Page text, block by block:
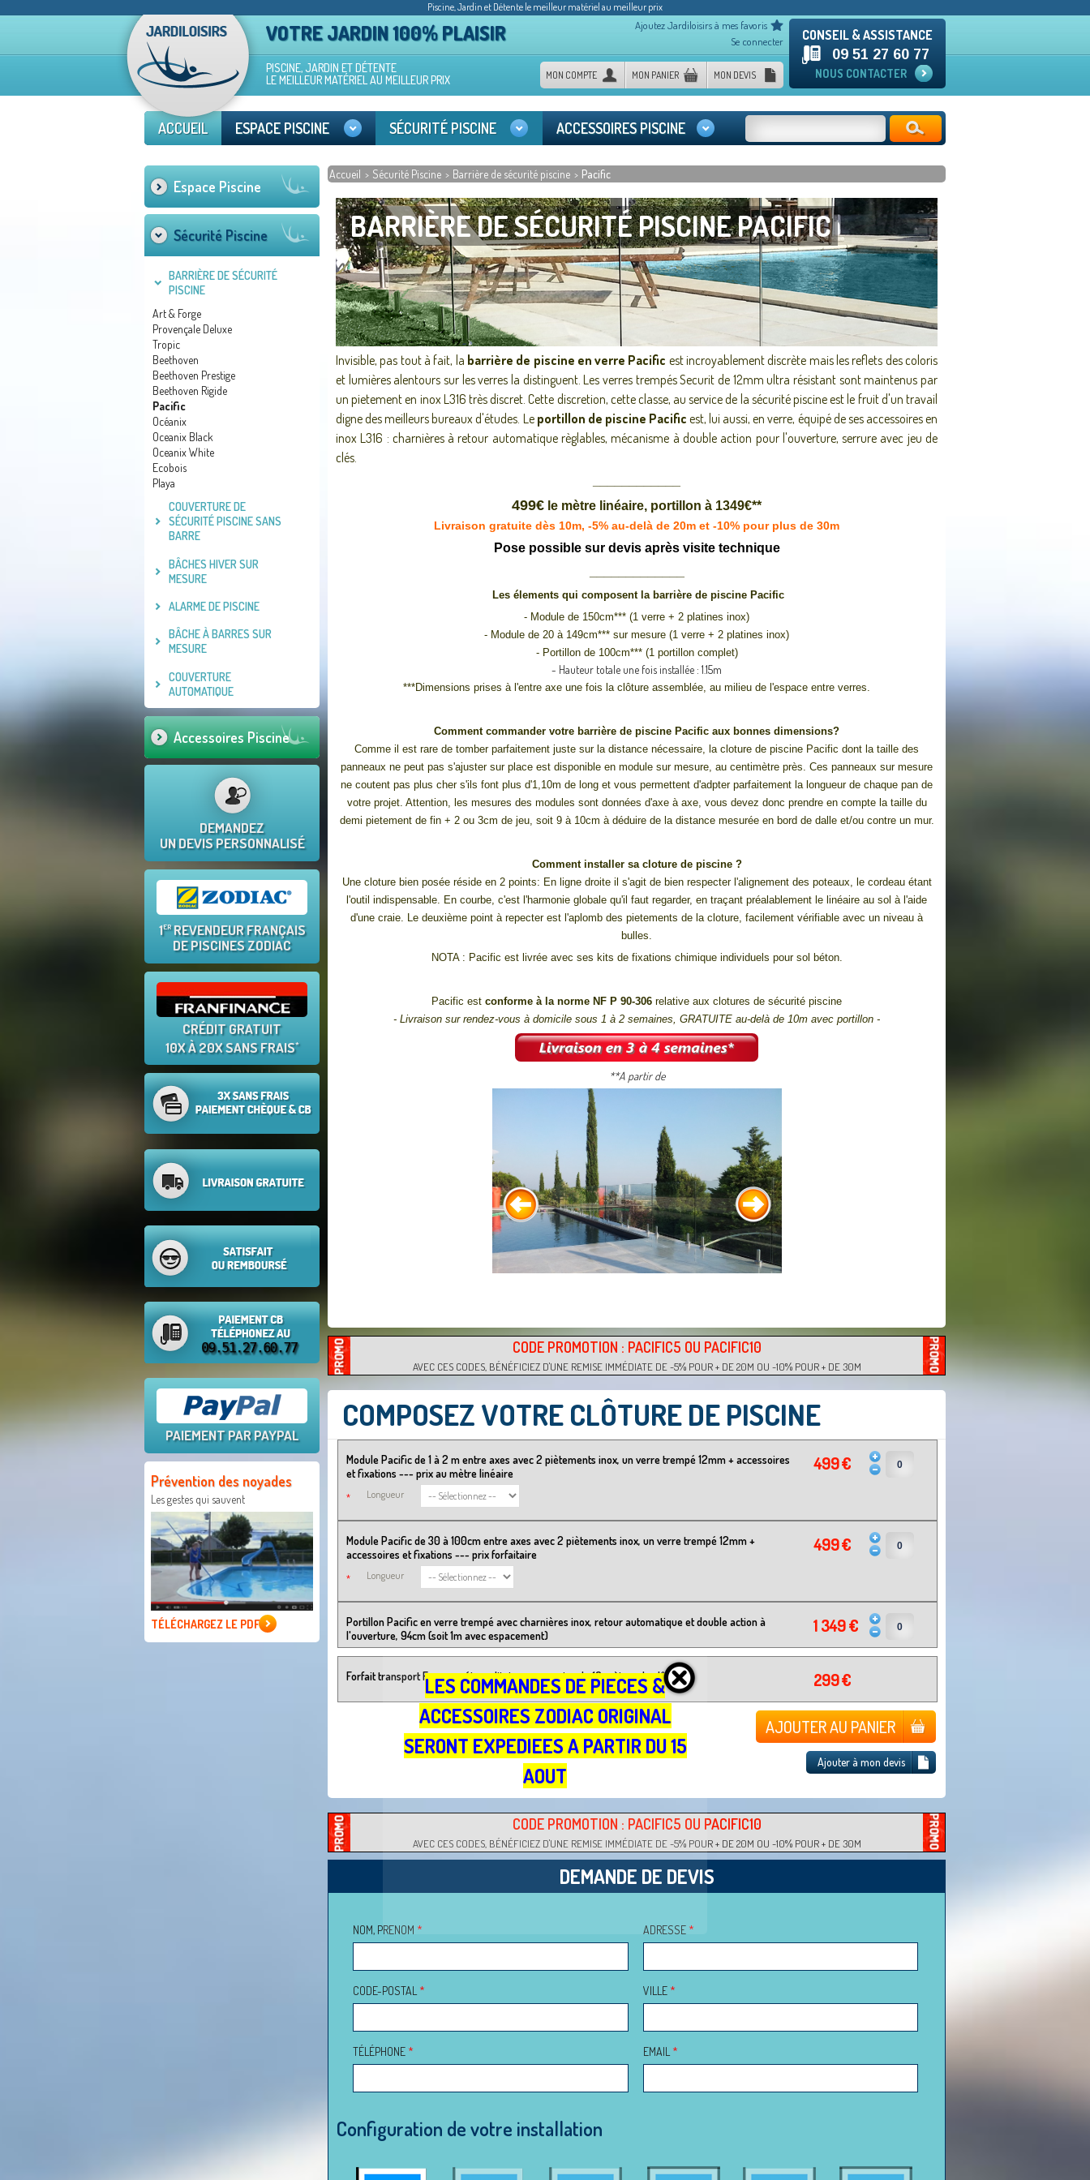
Piscine, Jardin et Détente le meilleur matériel au meilleur prix
VOTRE JARDIN 100% PLAISIR
Ajoutez Jardiloisirs à mes favoris
Se connecter
PISCINE, JARDIN ET DÉTENTE
LE MEILLEUR MATÉRIEL AU MEILLEUR PRIX
MON COMPTE MON PANIER MON DEVIS
CONSEIL & ASSISTANCE
09 51 27 60 77
NOUS CONTACTER
ACCUEIL ESPACE PISCINE SÉCURITÉ PISCINE ACCESSOIRES PISCINE
Accueil > Sécurité Piscine > Barrière de sécurité piscine > Pacific
BARRIÈRE DE SÉCURITÉ PISCINE PACIFIC
Invisible, pas tout à fait, la barrière de piscine en verre Pacific est incroyablement discrète mais les reflets des coloris
et lumières alentours sur les verres la distinguent. Les verres trempés Securit de 12mm ultra résistant sont maintenus par
un pietement en inox L316 très discret. Cette discretion, cette classe, au service de la sécurité piscine est le fruit d'un travail
digne des meilleurs bureaux d'études. Le portillon de piscine Pacific est, lui aussi, en verre, équipé de ses accessoires en
inox L316 : charnières à retour automatique règlables, mécanisme à double action pour l'ouverture, serrure avec jeu de
clés.
499€ le mètre linéaire, portillon à 1349€**
Livraison gratuite dès 10m, -5% au-delà de 20m et -10% pour plus de 30m
Pose possible sur devis après visite technique
Les élements qui composent la barrière de piscine Pacific
- Module de 150cm*** (1 verre + 2 platines inox)
- Module de 20 à 149cm*** sur mesure (1 verre + 2 platines inox)
- Portillon de 100cm*** (1 portillon complet)
- Hauteur totale une fois installée : 1.15m
***Dimensions prises à l'entre axe une fois la clôture assemblée, au milieu de l'espace entre verres.
Comment commander votre barrière de piscine Pacific aux bonnes dimensions?
Comme il est rare de tomber parfaitement juste sur la distance nécessaire, la cloture de piscine Pacific dont la taille des
panneaux ne peut pas s'ajuster sur place est disponible en module sur mesure, au centimètre près. Ces panneaux sur mesure
ne coutent pas plus cher s'ils font plus d'1,10m de long et vous permettent d'adpter parfaitement la longueur de chaque pan de
votre projet. Attention, les mesures des modules sont données d'axe à axe, vous devez donc prendre en compte la taille du
demi pietement de fin + 2 ou 3cm de jeu, soit 9 à 10cm à déduire de la distance mesurée en bord de dalle et/ou contre un mur.
Comment installer sa cloture de piscine ?
Une cloture bien posée réside en 2 points: En ligne droite il s'agit de bien respecter l'alignement des poteaux, le cordeau étant
l'outil indispensable. En courbe, c'est l'harmonie globale qu'il faut regarder, en traçant préalablement le linéaire au sol à l'aide
d'une craie. Le deuxième point à repecter est l'aplomb des pietements de la cloture, facilement vérifiable avec un niveau à
bulles.
NOTA : Pacific est livrée avec ses kits de fixations chimique individuels pour sol béton.
Pacific est conforme à la norme NF P 90-306 relative aux clotures de sécurité piscine
- Livraison sur rendez-vous à domicile sous 1 à 2 semaines, GRATUITE au-delà de 10m avec portillon -
**A partir de
CODE PROMOTION : PACIFIC5 OU PACIFIC10
AVEC CES CODES, BÉNÉFICIEZ D'UNE REMISE IMMÉDIATE DE -5% POUR + DE 20M OU -10% POUR + DE 30M
COMPOSEZ VOTRE CLÔTURE DE PISCINE
Module Pacific de 1 à 2 m entre axes avec 2 piètements inox, un verre trempé 12mm + accessoires
et fixations --- prix au mètre linéaire
499 €
Longueur
*
Module Pacific de 30 à 100cm entre axes avec 2 piètements inox, un verre trempé 12mm +
accessoires et fixations --- prix forfaitaire
499 €
Longueur
*
Portillon Pacific en verre trempé avec charnières inox, retour automatique et double action à
l'ouverture, 94cm (soit 1m avec espacement)
1 349 €
Forfait transport France métropolitaine pour moins de 10 mètres de clôture 299 €
AJOUTER AU PANIER
Ajouter à mon devis
CODE PROMOTION : PACIFIC5 OU PACIFIC10
AVEC CES CODES, BÉNÉFICIEZ D'UNE REMISE IMMÉDIATE DE -5% POUR + DE 20M OU -10% POUR + DE 30M
DEMANDE DE DEVIS
NOM, PRENOM * ADRESSE *
CODE-POSTAL * VILLE *
TÉLÉPHONE * EMAIL *
Configuration de votre installation
Espace Piscine
Sécurité Piscine
BARRIÈRE DE SÉCURITÉ
PISCINE
Art & Forge
Provençale Deluxe
Tropic
Beethoven
Beethoven Prestige
Beethoven Rigide
Pacific
Océanix
Oceanix Black
Oceanix White
Ecobois
Playa
COUVERTURE DE
SÉCURITÉ PISCINE SANS
BARRE
BÂCHES HIVER SUR
MESURE
ALARME DE PISCINE
BÂCHE À BARRES SUR
MESURE
COUVERTURE
AUTOMATIQUE
Accessoires Piscine
DEMANDEZ
UN DEVIS PERSONNALISÉ
1ERREVENDEUR FRANÇAIS
DE PISCINES ZODIAC
CRÉDIT GRATUIT
10X À 20X SANS FRAIS*
PAIEMENT PAR PAYPAL
Prévention des noyades
Les gestes qui sauvent
TÉLÉCHARGEZ LE PDF
LES COMMANDES DE PIECES &
ACCESSOIRES ZODIAC ORIGINAL
SERONT EXPEDIEES A PARTIR DU 15
AOUT